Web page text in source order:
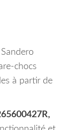
chocs
à partir de